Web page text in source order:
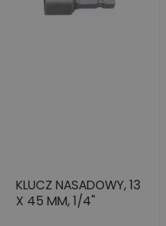
KLUCZ NASADOWY, 13
X 45 MM, 1/4"